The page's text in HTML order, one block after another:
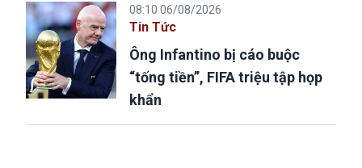
08:10 06/08/2026
Tin Tức
Ông Infantino bị cáo buộc
“tống tiền”, FIFA triệu tập họp
khẩn